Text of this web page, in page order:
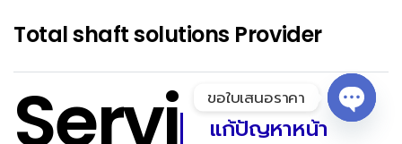
Total shaft solutions Provider
Servi แก้ปัญหาหน้า
ขอใบเสนอราคา